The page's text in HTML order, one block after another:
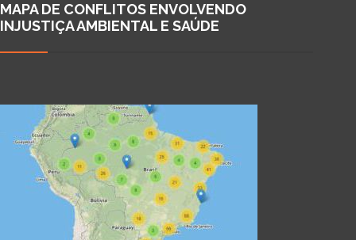
MAPA DE CONFLITOS ENVOLVENDO
INJUSTIÇA AMBIENTAL E SAÚDE